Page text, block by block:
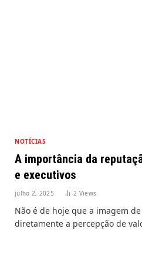
NOTÍCIAS
A importância da
e executivos
julho 2, 2025 2 Views
Não é de hoje que a imagem
diretamente a percepção de